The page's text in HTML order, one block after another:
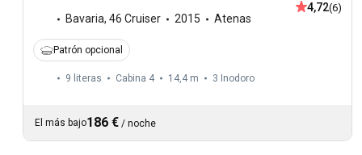
Bavaria, 46 Cruiser 2015 Atenas
4,72(6)
Patrón opcional
9 literas Cabina 4 14,4 m 3 Inodoro
El más bajo186 € / noche